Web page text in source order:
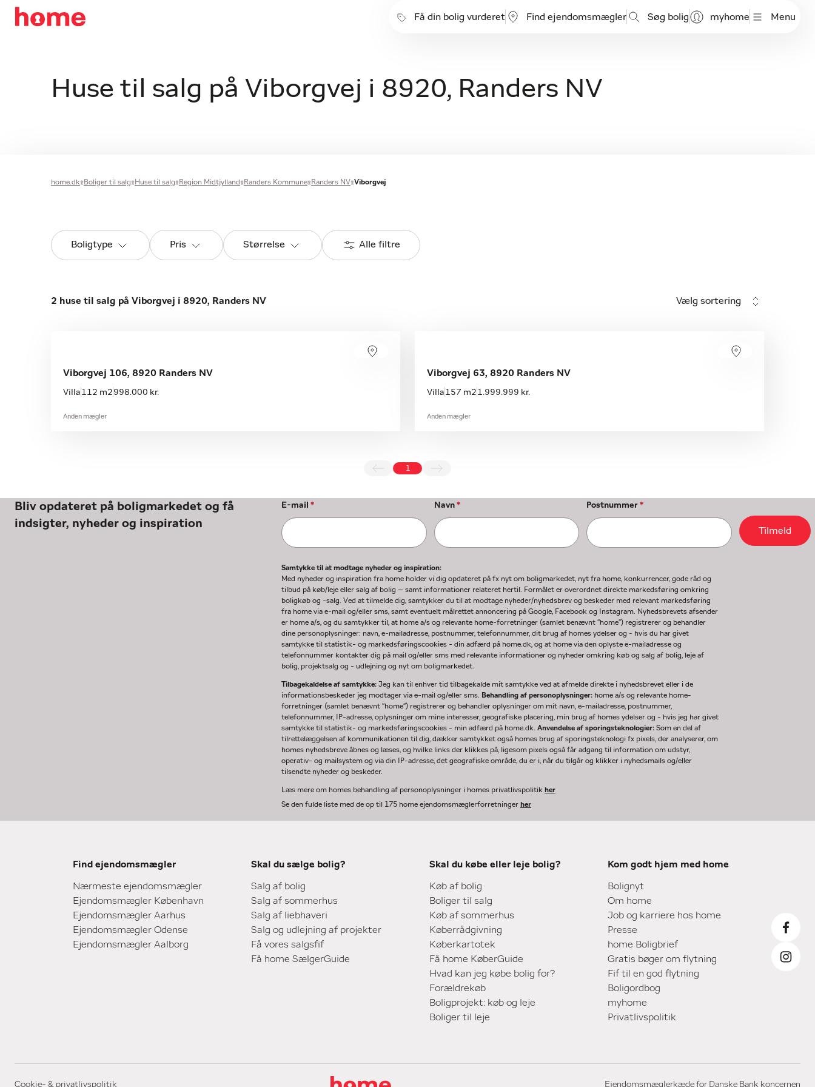
Få din bolig vurderet Find ejendomsmægler Søg bolig myhome Menu
Huse til salg på Viborgvej i 8920, Randers NV
home.dk Boliger til salg Huse til salg Region Midtjylland Randers Kommune Randers NV Viborgvej
Boligtype Pris Størrelse Alle filtre
2 huse til salg på Viborgvej i 8920, Randers NV Vælg sortering
Viborgvej 106, 8920 Randers NV
Villa 112 m2 998.000 kr.
Anden mægler
Viborgvej 63, 8920 Randers NV
Villa 157 m2 1.999.999 kr.
Anden mægler
1
Bliv opdateret på boligmarkedet og få
indsigter, nyheder og inspiration
E-mail * Navn * Postnummer*
Tilmeld
Samtykke til at modtage nyheder og inspiration:
Med nyheder og inspiration fra home holder vi dig opdateret på fx nyt om boligmarkedet, nyt fra home, konkurrencer, gode råd og
tilbud på køb/leje eller salg af bolig – samt informationer relateret hertil. Formålet er overordnet direkte markedsføring omkring
boligkøb og -salg. Ved at tilmelde dig, samtykker du til at modtage nyheder/nyhedsbrev og beskeder med relevant markedsføring
fra home via e-mail og/eller sms, samt eventuelt målrettet annoncering på Google, Facebook og Instagram. Nyhedsbrevets afsender
er home a/s, og du samtykker til, at home a/s og relevante home-forretninger (samlet benævnt "home") registrerer og behandler
dine personoplysninger: navn, e-mailadresse, postnummer, telefonnummer, dit brug af homes ydelser og - hvis du har givet
samtykke til statistik- og markedsføringscookies - din adfærd på home.dk, og at home via den oplyste e-mailadresse og
telefonnummer kontakter dig på mail og/eller sms med relevante informationer og nyheder omkring køb og salg af bolig, leje af
bolig, projektsalg og - udlejning og nyt om boligmarkedet.
Tilbagekaldelse af samtykke:Jeg kan til enhver tid tilbagekalde mit samtykke ved at afmelde direkte i nyhedsbrevet eller i de
informationsbeskeder jeg modtager via e-mail og/eller sms. Behandling af personoplysninger: home a/s og relevante home-
forretninger (samlet benævnt "home") registrerer og behandler oplysninger om mit navn, e-mailadresse, postnummer,
telefonnummer, IP-adresse, oplysninger om mine interesser, geografiske placering, min brug af homes ydelser og - hvis jeg har givet
samtykke til statistik- og markedsføringscookies - min adfærd på home.dk. Anvendelse af sporingsteknologier:Som en del af
tilrettelæggelsen af kommunikationen til dig, dækker samtykket også homes brug af sporingsteknologi fx pixels, der analyserer, om
homes nyhedsbreve åbnes og læses, og hvilke links der klikkes på, ligesom pixels også får adgang til information om udstyr,
operativ- og mailsystem og via din IP-adresse, det geografiske område, du er i, når du tilgår og klikker i nyhedsmails og/eller
tilsendte nyheder og beskeder.
Læs mere om homes behandling af personoplysninger i homes privatlivspolitik her
Se den fulde liste med de op til 175 home ejendomsmæglerforretninger her
Find ejendomsmægler
Nærmeste ejendomsmægler
Ejendomsmægler København
Ejendomsmægler Aarhus
Ejendomsmægler Odense
Ejendomsmægler Aalborg
Skal du sælge bolig?
Salg af bolig
Salg af sommerhus
Salg af liebhaveri
Salg og udlejning af projekter
Få vores salgsfif
Få home SælgerGuide
Skal du købe eller leje bolig?
Køb af bolig
Boliger til salg
Køb af sommerhus
Køberrådgivning
Køberkartotek
Få home KøberGuide
Hvad kan jeg købe bolig for?
Forældrekøb
Boligprojekt: køb og leje
Boliger til leje
Kom godt hjem med home
Bolignyt
Om home
Job og karriere hos home
Presse
home Boligbrief
Gratis bøger om flytning
Fif til en god flytning
Boligordbog
myhome
Privatlivspolitik
Cookie- & privatlivspolitik Ejendomsmæglerkæde for Danske Bank koncernen